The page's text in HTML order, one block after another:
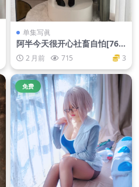
单集写眞
阿半今天很开心社畜自怕[76P
3V-459M]
2 月前 715 3
免费